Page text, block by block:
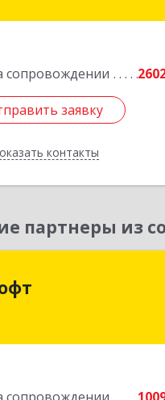
сопровождении
заявку
контакты
заявку
Назад
партнеры из
обл, Кострома г,